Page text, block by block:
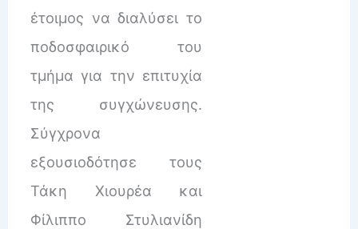
έτοιμος να διαλύσει το
ποδοσφαιρικό του
τμήμα για την επιτυχία
της συγχώνευσης.
Σύγχρονα
εξουσιοδότησε τους
Τάκη Χιουρέα και
Φίλιππο Στυλιανίδη